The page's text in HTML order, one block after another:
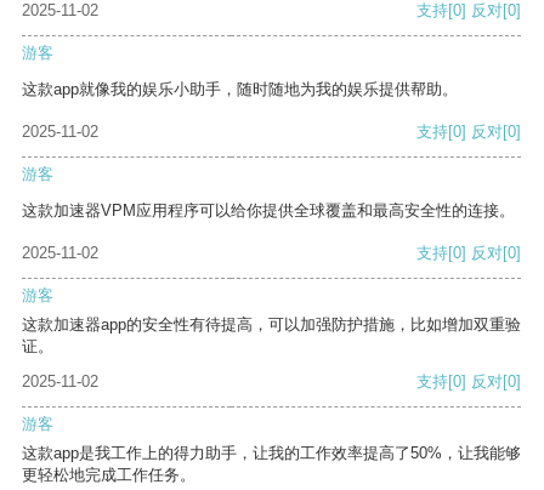
2025-11-02 支持[0] 反对[0]
游客
这款app就像我的娱乐小助手，随时随地为我的娱乐提供帮助。
2025-11-02 支持[0] 反对[0]
游客
这款加速器VPM应用程序可以给你提供全球覆盖和最高安全性的连接。
2025-11-02 支持[0] 反对[0]
游客
这款加速器app的安全性有待提高，可以加强防护措施，比如增加双重验
证。
2025-11-02
支持[0] 反对[0]
游客
这款app是我工作上的得力助手，让我的工作效率提高了50%，让我能够
更轻松地完成工作任务。